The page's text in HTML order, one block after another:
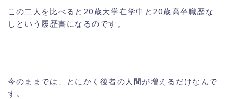
この二人を比べると20歳大学在学中と20歳高卒職歴な
しという履歴書になるのです。
今のままでは、とにかく後者の人間が増えるだけなんで
す。